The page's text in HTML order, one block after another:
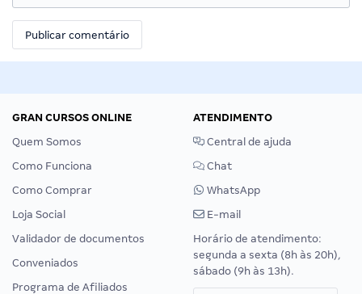
GRAN CURSOS ONLINE
Quem Somos
Como Funciona
Como Comprar
Loja Social
Validador de documentos
Conveniados
Programa de Afiliados
ATENDIMENTO
Central de ajuda
Chat
WhatsApp
E-mail
Horário de atendimento:
segunda a sexta (8h às 20h),
sábado (9h às 13h).